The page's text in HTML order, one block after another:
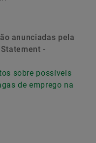
anunciadas pela
-
sobre possíveis
de emprego na